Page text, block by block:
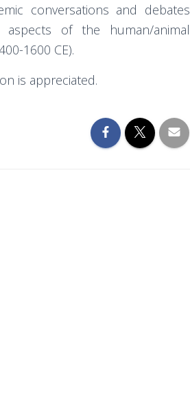
conversations and debates
of the human/animal
1600 CE).
is appreciated.